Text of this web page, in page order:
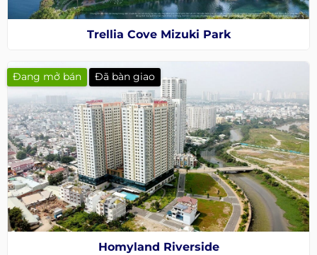
Trellia Cove Mizuki Park
Đang mở bán Đã bàn giao
Homyland Riverside